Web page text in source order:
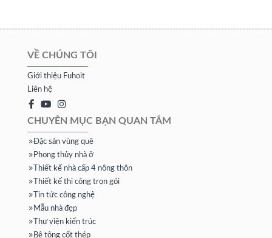
VỀ CHÚNG TÔI
Giới thiệu Fuhoit
Liên hệ
CHUYÊN MỤC BẠN QUAN TÂM
Đặc sản vùng quê
Phong thủy nhà ở
Thiết kế nhà cấp 4 nông thôn
Thiết kế thi công trọn gói
Tin tức công nghệ
Mẫu nhà đẹp
Thư viện kiến trúc
Bê tông cốt thép